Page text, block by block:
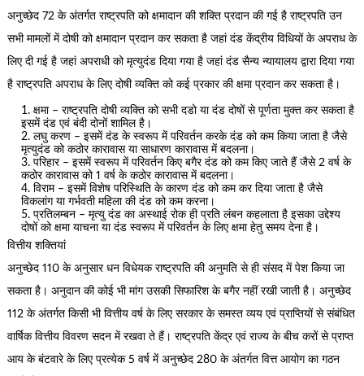
अनुच्छेद 72 के अंतर्गत राष्ट्रपति को क्षमादान की शक्ति प्रदान की गई है राष्ट्रपति उन
सभी मामलों में दोषी को क्षमादान प्रदान कर सकता है जहां दंड केंद्रीय विधियों के अपराध के
लिए दी गई है जहां अपराधी को मृत्युदंड दिया गया है जहां दंड सैन्य न्यायालय द्वारा दिया गया
है राष्ट्रपति अपराध के लिए दोषी व्यक्ति को कई प्रकार की क्षमा प्रदान कर सकता है।
क्षमा – राष्ट्रपति दोषी व्यक्ति को सभी दडो या दंड दोषों से पूर्णता मुक्त कर सकता है
इसमें दंड एवं बंदी दोनों शामिल है।
लघु करण – इसमें दंड के स्वरूप में परिवर्तन करके दंड को कम किया जाता है जैसे
मृत्युदंड को कठोर कारावास या साधारण कारावास में बदलना।
परिहार – इसमें स्वरूप में परिवर्तन किए बगैर दंड को कम किए जाते हैं जैसे 2 वर्ष के
कठोर कारावास को 1 वर्ष के कठोर कारावास में बदलना।
विराम – इसमें विशेष परिस्थिति के कारण दंड को कम कर दिया जाता है जैसे
विकलांग या गर्भवती महिला की दंड को कम करना।
प्रतिलम्बन – मृत्यु दंड का अस्थाई रोक ही प्रति लंबन कहलाता है इसका उद्देश्य
दोषों को क्षमा याचना या दंड स्वरूप में परिवर्तन के लिए क्षमा हेतु समय देना है।
वित्तीय शक्तियां
अनुच्छेद 110 के अनुसार धन विधेयक राष्ट्रपति की अनुमति से ही संसद में पेश किया जा
सकता है। अनुदान की कोई भी मांग उसकी सिफारिश के बगैर नहीं रखी जाती है। अनुच्छेद
112 के अंतर्गत किसी भी वित्तीय वर्ष के लिए सरकार के समस्त व्यय एवं प्राप्तियों से संबंधित
वार्षिक वित्तीय विवरण सदन में रखवा ते हैं। राष्ट्रपति केंद्र एवं राज्य के बीच करों से प्राप्त
आय के बंटवारे के लिए प्रत्येक 5 वर्ष में अनुच्छेद 280 के अंतर्गत वित्त आयोग का गठन